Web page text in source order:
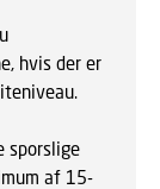
hvis der er
sporslige
af 15-